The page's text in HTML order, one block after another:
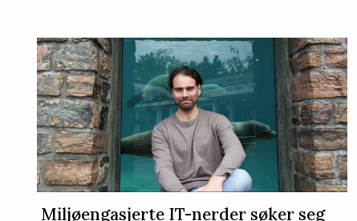
Miljøengasjerte IT-nerder søker seg